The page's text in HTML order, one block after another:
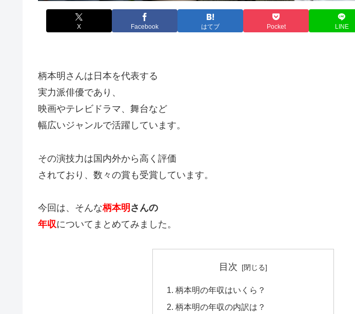
X Facebook はてブ Pocket LINE
柄本明さんは日本を代表する
実力派俳優であり、
映画やテレビドラマ、舞台など
幅広いジャンルで活躍しています。
その演技力は国内外から高く評価
されており、数々の賞も受賞しています。
今回は、そんな柄本明 さんの
年収についてまとめてみました。
目次
柄本明の年収はいくら？
柄本明の年収の内訳は？